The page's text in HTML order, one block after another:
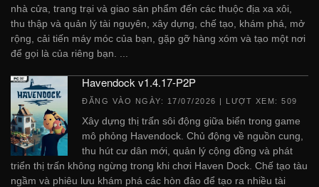
nhà cửa, trang trại và giao sản phẩm đến các thuộc địa xa xôi,
thu thập và quản lý tài nguyên, xây dựng, chế tạo, khám phá, mở
rộng, cải tiến máy móc của bạn, gặp gỡ hàng xóm và tạo một nơi
để gọi là của riêng bạn. ...
Havendock v1.4.17-P2P
ĐĂNG VÀO NGÀY: 17/07/2026 | LƯỢT XEM: 509
Xây dựng thị trấn sôi động giữa biển trong game
mô phỏng Havendock. Chủ động về nguồn cung,
thu hút cư dân mới, quản lý cộng đồng và phát
triển thị trấn không ngừng trong khi chơi Haven Dock. Chế tạo tàu
ngầm và phiêu lưu khám phá các hòn đảo để tạo ra nhiều tài